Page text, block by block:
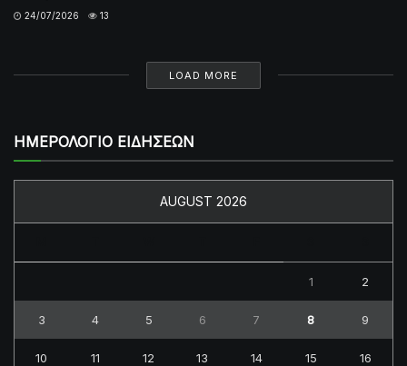
24/07/2026 13
LOAD MORE
ΗΜΕΡΟΛΟΓΙΟ ΕΙΔΗΣΕΩΝ
AUGUST 2026
1 2
3 4 5 6 7 8 9
10 11 12 13 14 15 16